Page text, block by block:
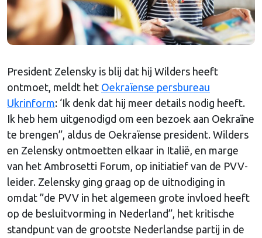
President Zelensky is blij dat hij Wilders heeft
ontmoet, meldt het Oekraïense persbureau
Ukrinform: ‘Ik denk dat hij meer details nodig heeft.
Ik heb hem uitgenodigd om een bezoek aan Oekraïne
te brengen”, aldus de Oekraïense president. Wilders
en Zelensky ontmoetten elkaar in Italië, en marge
van het Ambrosetti Forum, op initiatief van de PVV-
leider. Zelensky ging graag op de uitnodiging in
omdat ”de PVV in het algemeen grote invloed heeft
op de besluitvorming in Nederland”, het kritische
standpunt van de grootste Nederlandse partij in de